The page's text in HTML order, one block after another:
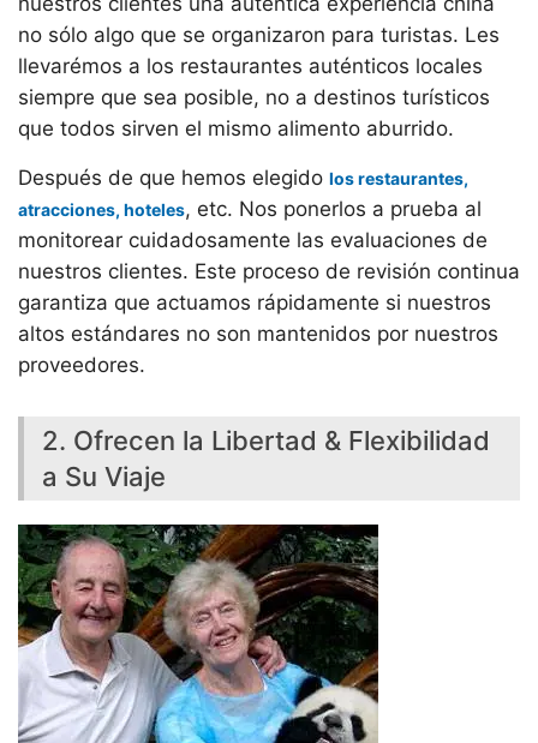
no sólo algo que se organizaron para turistas. Les
llevarémos a los restaurantes auténticos locales
siempre que sea posible, no a destinos turísticos
que todos sirven el mismo alimento aburrido.
Después de que hemos elegido los restaurantes,
atracciones, hoteles, etc. Nos ponerlos a prueba al
monitorear cuidadosamente las evaluaciones de
nuestros clientes. Este proceso de revisión continua
garantiza que actuamos rápidamente si nuestros
altos estándares no son mantenidos por nuestros
proveedores.
2. Ofrecen la Libertad & Flexibilidad
a Su Viaje